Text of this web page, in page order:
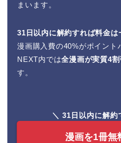
まいます。
31日以内に解約すれば料金は
漫画購入費の40%がポイント
NEXT内では全漫画が実質4割
す。
＼ 31日以内に解約
漫画を1冊無